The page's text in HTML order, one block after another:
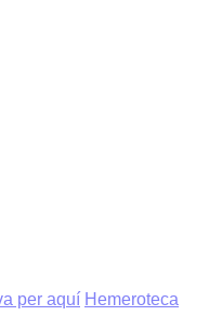
per aquí Hemeroteca